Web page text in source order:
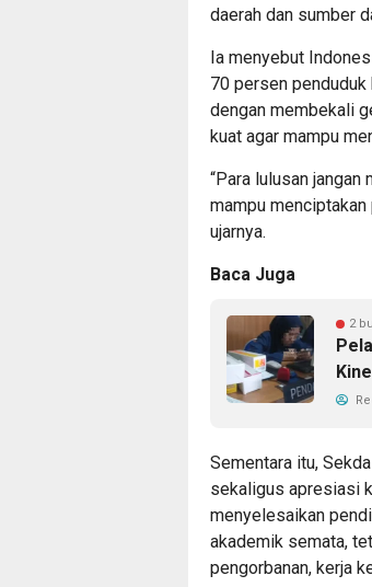
daerah dan sumber
Ia menyebut
70 persen
dengan membekali
kuat agar mampu
“Para lulusan jangan
mampu menciptakan
ujarnya.
Baca Juga
2
Sementara itu,
sekaligus apresiasi
menyelesaikan
akademik semata,
pengorbanan, kerja